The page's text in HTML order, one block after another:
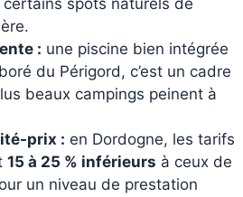
spots naturels de
: une piscine bien intégrée
du Périgord, c’est un cadre
beaux campings peinent à
prix : en Dordogne, les tarifs
15 à 25 % inférieurs à ceux de
un niveau de prestation